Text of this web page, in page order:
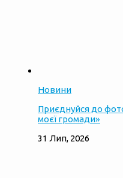
Новини
Приєднуйся до
моєї громади»
31 Лип, 2026